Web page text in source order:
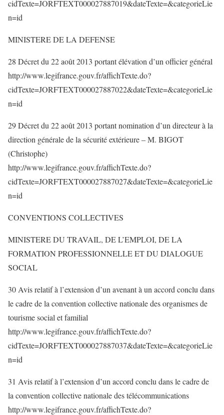
cidTexte=JORFTEXT000027887019&dateTexte=&categorieLie
n=id
MINISTERE DE LA DEFENSE
28 Décret du 22 août 2013 portant élévation d’un officier général
http://www.legifrance.gouv.fr/affichTexte.do?
cidTexte=JORFTEXT000027887022&dateTexte=&categorieLie
n=id
29 Décret du 22 août 2013 portant nomination d’un directeur à la
direction générale de la sécurité extérieure – M. BIGOT
(Christophe)
http://www.legifrance.gouv.fr/affichTexte.do?
cidTexte=JORFTEXT000027887027&dateTexte=&categorieLie
n=id
CONVENTIONS COLLECTIVES
MINISTERE DU TRAVAIL, DE L’EMPLOI, DE LA
FORMATION PROFESSIONNELLE ET DU DIALOGUE
SOCIAL
30 Avis relatif à l’extension d’un avenant à un accord conclu dans
le cadre de la convention collective nationale des organismes de
tourisme social et familial
http://www.legifrance.gouv.fr/affichTexte.do?
cidTexte=JORFTEXT000027887037&dateTexte=&categorieLie
n=id
31 Avis relatif à l’extension d’un accord conclu dans le cadre de
la convention collective nationale des télécommunications
http://www.legifrance.gouv.fr/affichTexte.do?